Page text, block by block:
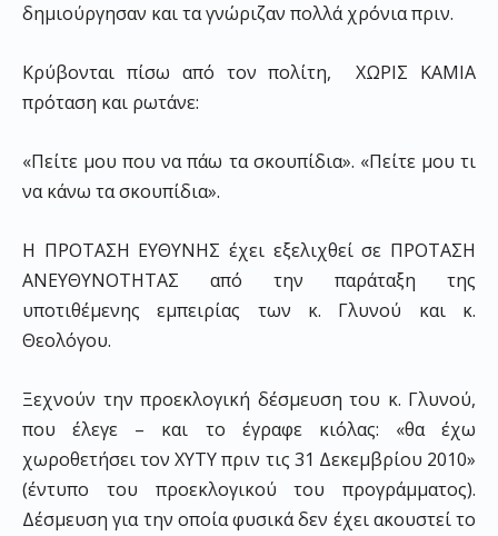
δημιούργησαν και τα γνώριζαν πολλά χρόνια πριν.
Κρύβονται πίσω από τον πολίτη, ΧΩΡΙΣ ΚΑΜΙΑ
πρόταση και ρωτάνε:
«Πείτε μου που να πάω τα σκουπίδια». «Πείτε μου τι
να κάνω τα σκουπίδια».
Η ΠΡΟΤΑΣΗ ΕΥΘΥΝΗΣ έχει εξελιχθεί σε ΠΡΟΤΑΣΗ
ΑΝΕΥΘΥΝΟΤΗΤΑΣ από την παράταξη της
υποτιθέμενης εμπειρίας των κ. Γλυνού και κ.
Θεολόγου.
Ξεχνούν την προεκλογική δέσμευση του κ. Γλυνού,
που έλεγε – και το έγραφε κιόλας: «θα έχω
χωροθετήσει τον ΧΥΤΥ πριν τις 31 Δεκεμβρίου 2010»
(έντυπο του προεκλογικού του προγράμματος).
Δέσμευση για την οποία φυσικά δεν έχει ακουστεί το